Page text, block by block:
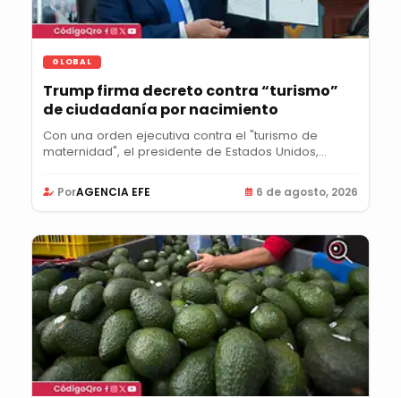
GLOBAL
Trump firma decreto contra “turismo”
de ciudadanía por nacimiento
Con una orden ejecutiva contra el "turismo de
maternidad", el presidente de Estados Unidos,
PorAGENCIA EFE 6 de agosto, 2026